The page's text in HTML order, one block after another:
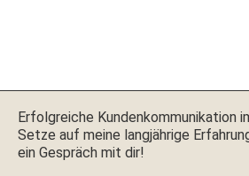
Erfol­gre­iche Kun­denkom­mu­nika­tion
Set­ze auf meine langjährige
ein Gespräch mit dir!